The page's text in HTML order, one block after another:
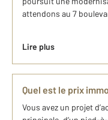
attendons au 7
Lire plus
Quel est le prix
Vous avez un projet